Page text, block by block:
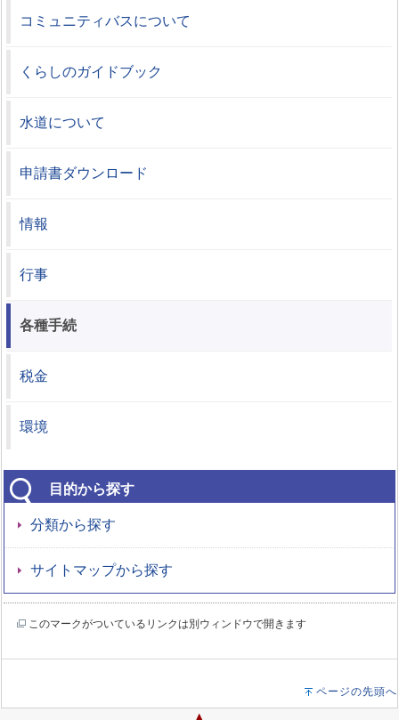
コミュニティバスについて
くらしのガイドブック
水道について
申請書ダウンロード
情報
行事
各種手続
税金
環境
目的から探す
分類から探す
サイトマップから探す
このマークがついているリンクは別ウィンドウで開きます
ページの先頭へ